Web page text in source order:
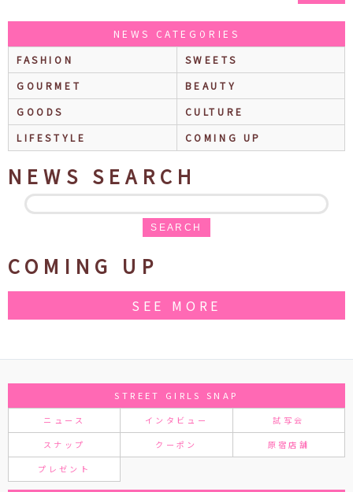
NEWS CATEGORIES
FASHION
SWEETS
GOURMET
BEAUTY
GOODS
CULTURE
LIFESTYLE
COMING UP
NEWS SEARCH
SEARCH
COMING UP
SEE MORE
STREET GIRLS SNAP
ニュース インタビュー 試写会
スナップ クーポン 原宿店舗
プレゼント